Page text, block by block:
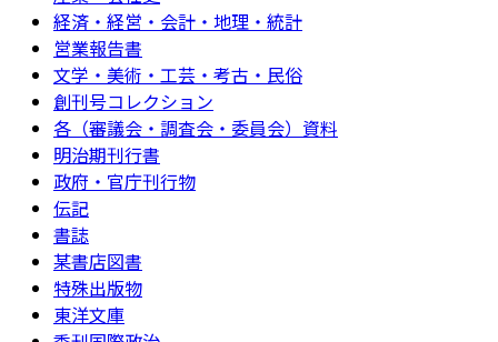
経済・経営・会計・地理・統計
営業報告書
文学・美術・工芸・考古・民俗
創刊号コレクション
各（審議会・調査会・委員会）資料
明治期刊行書
政府・官庁刊行物
伝記
書誌
某書店図書
特殊出版物
東洋文庫